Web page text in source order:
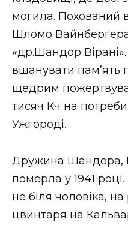
могила. Похований
Шломо
«др.Шандор
вшанувати пам’ять
щедрим
тисяч Кч на потреби
Ужгороді.
Дружина Шандора,
померла у 1941
не біля чоловіка,
цвинтаря на